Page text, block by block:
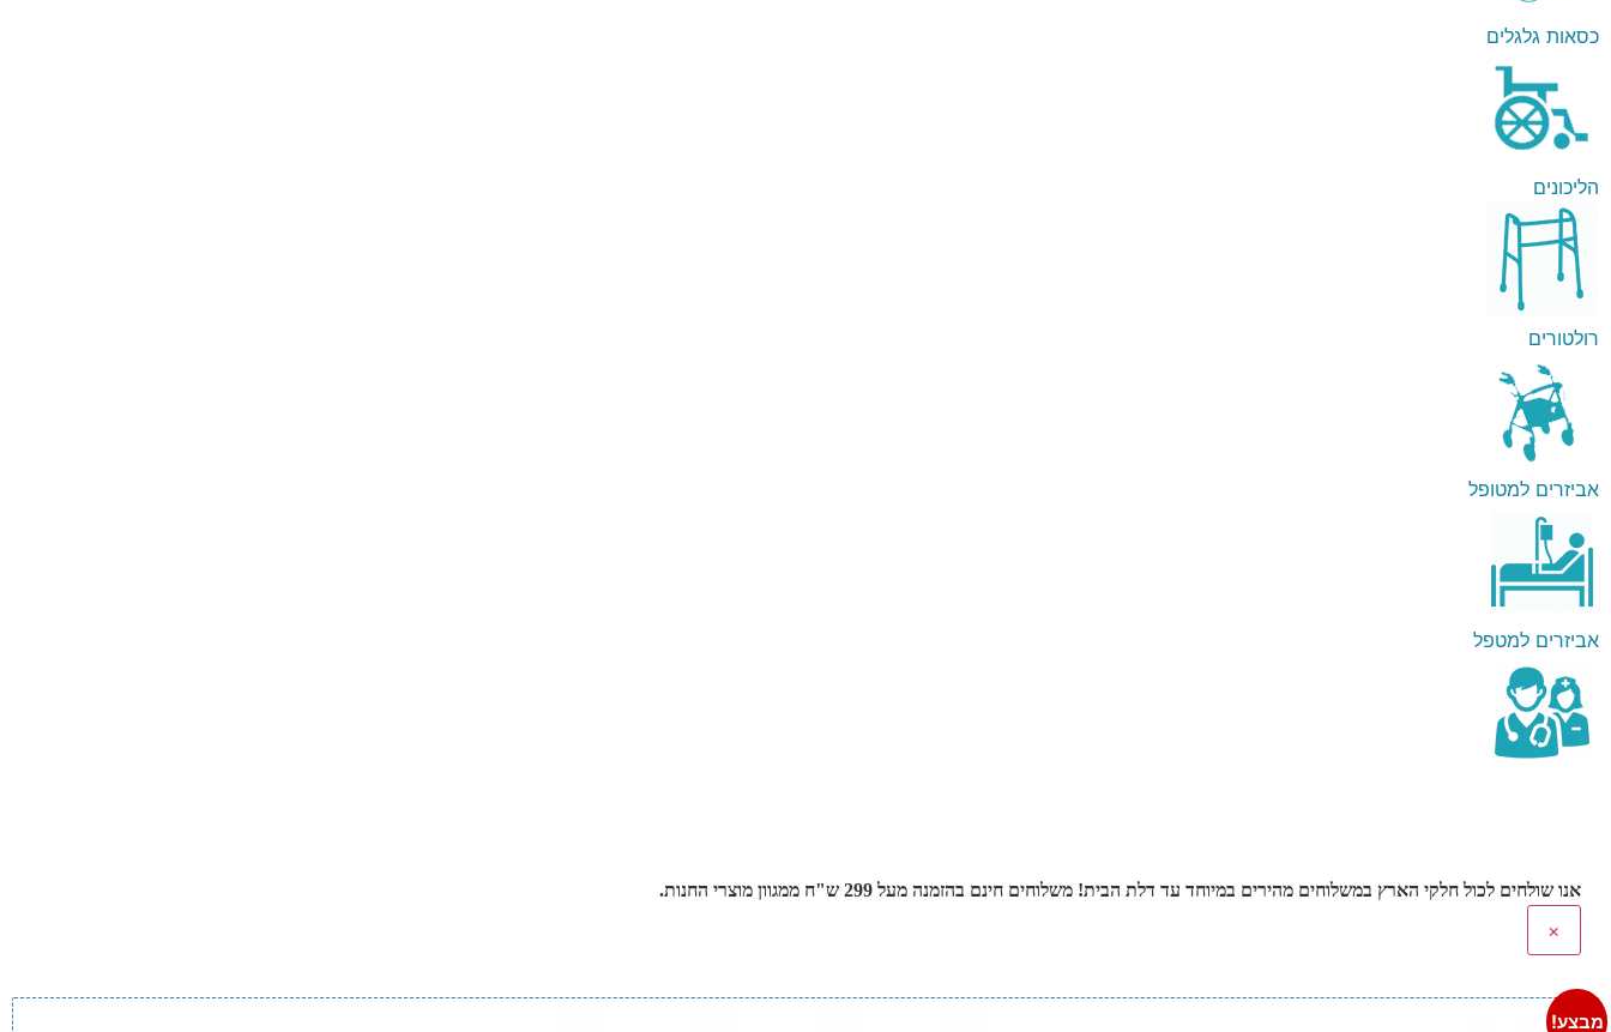
כסאות גלגלים
הליכונים
רולטורים
אביזרים למטופל
אביזרים למטפל
אנו שולחים לכול חלקי הארץ במשלוחים מהירים במיוחד עד דלת הבית! משלוחים חינם בהזמנה מעל 299 ש"ח ממגוון מוצרי החנות.
×
מבצע!